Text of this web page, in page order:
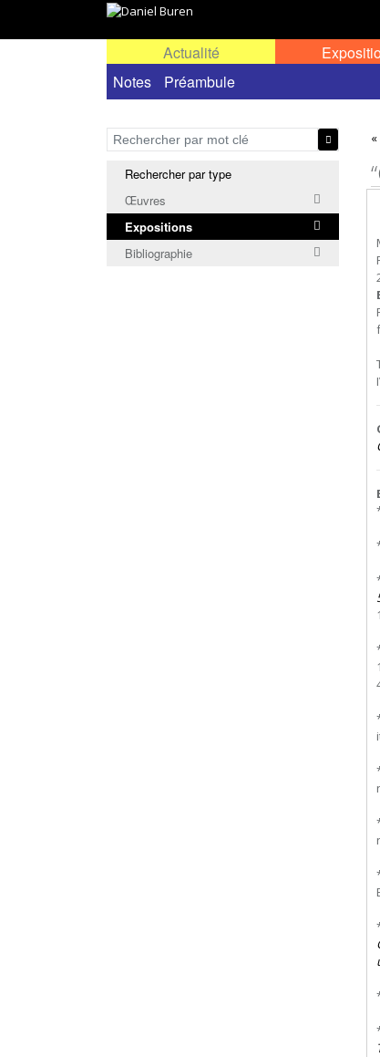
Actualité
Toutes les expositions
Notes
Préambule
Rechercher par type
Œuvres
Expositions
Bibliographie